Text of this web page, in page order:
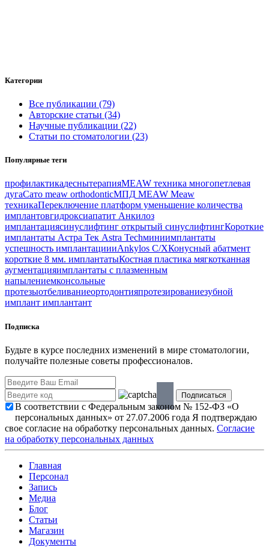
Категории
Все публикации (79)
Авторские статьи (34)
Научные публикации (22)
Статьи по стоматологии (23)
Популярные теги
профилактикадеснытерапияMEAW техника многопетлевая
дугаСато meaw orthodonticМПД MEAW Meaw
техникаПереключение платформ уменьшение количества
имплантовгидроксиапатит Анкилоз
имплантациясинуслифтинг открытый синуслифтингКороткие
имплантаты Астра Тек Astra Techминиимплантаты
успешность имплантациииAnkylos C/XКонусный абатмент
короткие 8 мм. имплантатыКостная пластика мягкотканная
аугментацияимплантаты с плазменным
напылениемконсольные
протезыотбеливаниеортодонтияпротезированиезубной
имплант имплантант
Подписка
Будьте в курсе последних изменений в мире стоматологии,
получайте полезные советы профессионалов.
В соответствии с Федеральным законом № 152-ФЗ «О
персональных данных» от 27.07.2006 года Я подтверждаю
свое согласие на обработку персональных данных. Согласие
на обработку персональных данных
Главная
Персонал
Запись
Медиа
Блог
Статьи
Магазин
Документы